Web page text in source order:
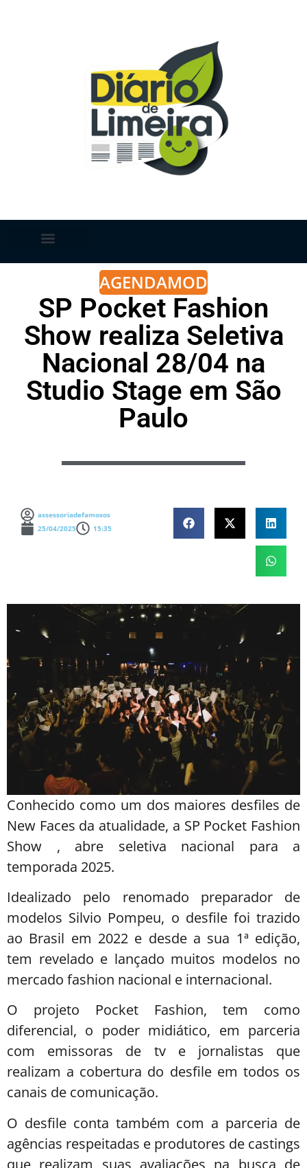
AGENDAMODA
SP Pocket Fashion
Show realiza Seletiva
Nacional 28/04 na
Studio Stage em São
Paulo
assessoriadefamosos
25/04/2025
15:35
Conhecido como um dos maiores desfiles de
New Faces da atualidade, a SP Pocket Fashion
Show , abre seletiva nacional para a
temporada 2025.
Idealizado pelo renomado preparador de
modelos Silvio Pompeu, o desfile foi trazido
ao Brasil em 2022 e desde a sua 1ª edição,
tem revelado e lançado muitos modelos no
mercado fashion nacional e internacional.
O projeto Pocket Fashion, tem como
diferencial, o poder midiático, em parceria
com emissoras de tv e jornalistas que
realizam a cobertura do desfile em todos os
canais de comunicação.
O desfile conta também com a parceria de
agências respeitadas e produtores de castings
que realizam suas avaliações na busca de